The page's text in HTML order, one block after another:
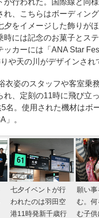
が行われた。国際線と同
れ、こちらはボーディン
夕をイメージした飾りが
時には記念のお菓子とス
ッカーには「ANA Star
や天の川がデザインされ
衣姿のスタッフや客室乗
れ、定刻の11時に飛び立
名。使用された機材はボ
」。
七夕イベントが行
われたのは羽田空
港11時発新千歳行
願い
む。何
む子